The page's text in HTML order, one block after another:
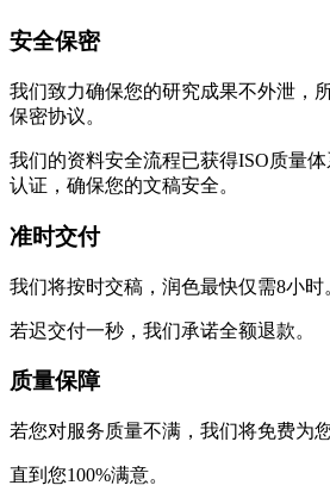
安全保密
我们致力确保您的研究成果不外泄，
保密协议。
我们的资料安全流程已获得ISO质量体
认证，确保您的文稿安全。
准时交付
我们将按时交稿，润色最快仅需8小时
若迟交付一秒，我们承诺全额退款。
质量保障
若您对服务质量不满，我们将免费为
直到您100%满意。